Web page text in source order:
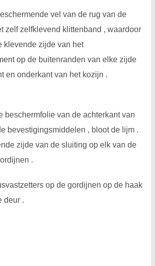
vel van de rug van de
zelf zelfklevend klittenband , waardoor
klevende zijde van het
op de buitenranden van elke zijde
en onderkant van het kozijn .
beschermfolie van de achterkant van
bevestigingsmiddelen , bloot de lijm .
zijde van de sluiting op elk van de
.
op de gordijnen op de haak
deur .